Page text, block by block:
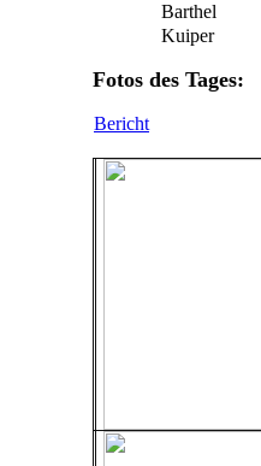
Barthel
Kuiper
Fotos des Tages:
Bericht